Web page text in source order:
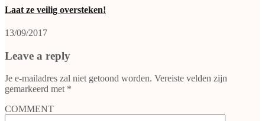
Laat ze veilig oversteken!
13/09/2017
Leave a reply
Je e-mailadres zal niet getoond worden. Vereiste velden zijn
gemarkeerd met *
COMMENT